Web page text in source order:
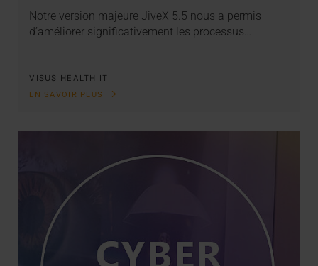
Notre version majeure JiveX 5.5 nous a permis
d’améliorer significativement les processus…
VISUS HEALTH IT
EN SAVOIR PLUS